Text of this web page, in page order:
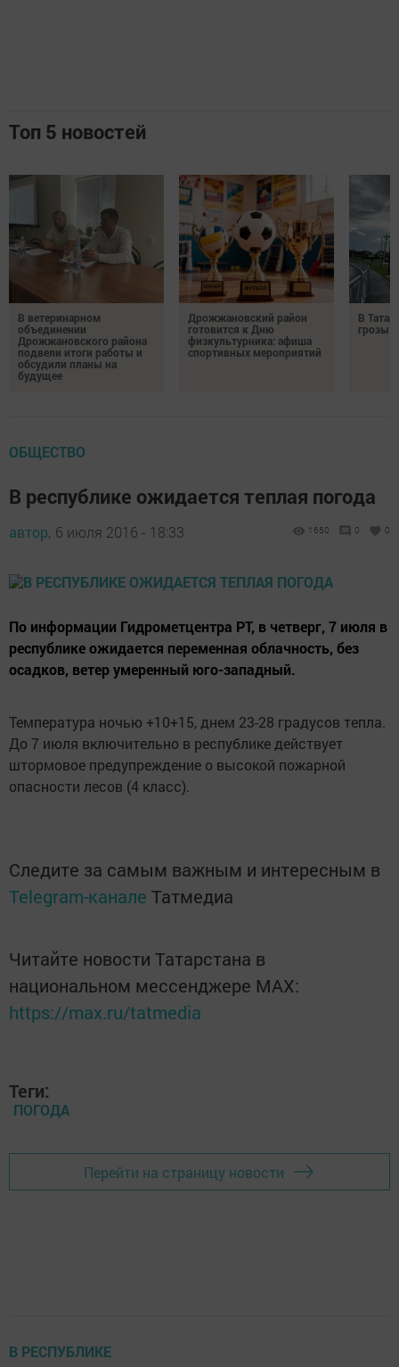
Топ 5 новостей
В ветеринарном
объединении
Дрожжановского района
подвели итоги работы и
обсудили планы на
будущее
Дрожжановский район
готовится к Дню
физкультурника: афиша
спортивных мероприятий
В
грозы
ОБЩЕСТВО
В республике ожидается теплая погода
автор, 6 июля 2016 - 18:33 1650 0 0
По информации Гидрометцентра РТ, в четверг, 7 июля в
республике ожидается переменная облачность, без
осадков, ветер умеренный юго-западный.
Температура ночью +10+15, днем 23-28 градусов тепла.
До 7 июля включительно в республике действует
штормовое предупреждение о высокой пожарной
опасности лесов (4 класс).
Следите за самым важным и интересным в
Telegram-канале Татмедиа
Читайте новости Татарстана в
национальном мессенджере MАХ:
https://max.ru/tatmedia
Теги:
ПОГОДА
Перейти на страницу новости
В РЕСПУБЛИКЕ